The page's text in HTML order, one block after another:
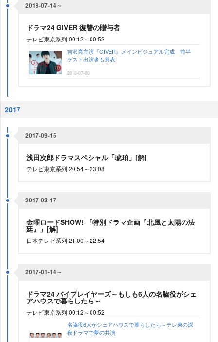
2018-07-14～
ドラマ24 GIVER 復讐の贈与者
テレビ東京系列 00:12～00:52
吉沢亮主演『GIVER』メインビジュアル完成 前半
ゲスト出演者も発表
2018-07-08
2017
2017-09-15
浅田次郎ドラマスペシャル「琥珀」[解]
テレビ東京系列 20:54～23:08
2017-03-17
金曜ロードSHOW! 「特別ドラマ企画『北風と太陽の法
廷』」[解]
日本テレビ系列 21:00～22:54
2017-01-14～
ドラマ24 バイプレイヤーズ～もしも6人の名脇役がシェ
アハウスで暮らしたら～
テレビ東京系列 00:12～00:52
名脇役6人がシェアハウスで暮らしたら～テレ東の深
夜ドラマで夢の共演